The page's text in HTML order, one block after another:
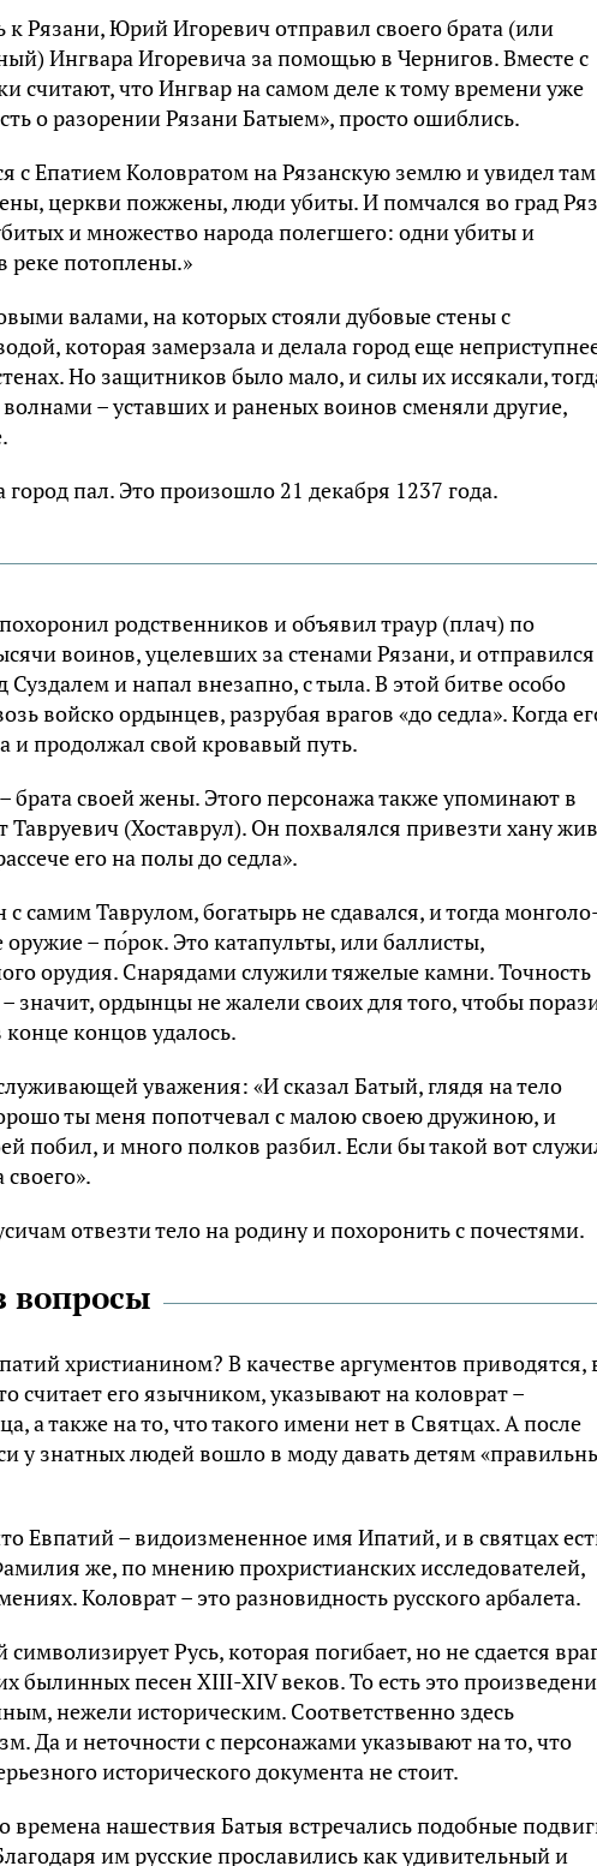
Рязани, Юрий Игоревич отправил своего брата (или
Ингвара Игоревича за помощью в Чернигов. Вместе с
считают, что Ингвар на самом деле к тому времени уже
о разорении Рязани Батыем», просто ошиблись.
с Епатием Коловратом на Рязанскую землю и увидел там
церкви пожжены, люди убиты. И помчался во град
и множество народа полегшего: одни убиты и
реке потоплены.»
валами, на которых стояли дубовые стены с
которая замерзала и делала город еще
Но защитников было мало, и силы их иссякали,
– уставших и раненых воинов сменяли другие,
пал. Это произошло 21 декабря 1237 года.
родственников и объявил траур (плач) по
воинов, уцелевших за стенами Рязани, и отправился
и напал внезапно, с тыла. В этой битве особо
войско ордынцев, разрубая врагов «до седла». Когда
ипродолжал свой кровавый путь.
брата своей жены. Этого персонажа также упоминают в
(Хоставрул). Он похвалялся привезти хану
его на полы до седла».
самим Таврулом, богатырь не сдавался, и тогда
– по́рок. Это катапульты, или баллисты,
орудия. Снарядами служили тяжелые камни. Точность
значит, ордынцы не жалели своих для того, чтобы
концов удалось.
уважения: «И сказал Батый, глядя на тело
ты меня попотчевал с малою своею дружиною, и
побил, и много полков разбил. Если бы такой вот
отвезти тело на родину и похоронить с почестями.
вопросы
христианином? В качестве аргументов приводятся,
считает его язычником, указывают на коловрат –
а также на то, что такого имени нет в Святцах. А после
у знатных людей вошло в моду давать детям
Евпатий – видоизмененное имя Ипатий, и в святцах
же, по мнению прохристианских исследователей,
Коловрат – это разновидность русского арбалета.
символизирует Русь,которая погибает, но не сдается
былинных песен XIII-XIV веков.То есть это
нежели историческим. Соответственно здесь
Да и неточности с персонажами указывают на то, что
исторического документа не стоит.
времена нашествия Батыя встречались подобные
им русские прославились как удивительный и